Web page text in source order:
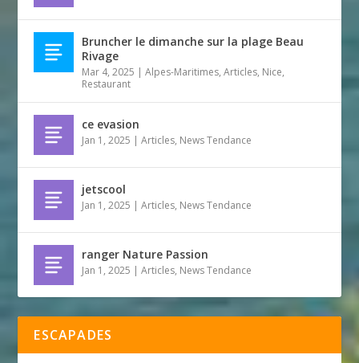
Bruncher le dimanche sur la plage Beau
Rivage
Mar 4, 2025 |Alpes-Maritimes,Articles, Nice,
Restaurant
ce evasion
Jan 1, 2025 |Articles, News Tendance
jetscool
Jan 1, 2025 |Articles, News Tendance
ranger Nature Passion
Jan 1, 2025 |Articles, News Tendance
ESCAPADES